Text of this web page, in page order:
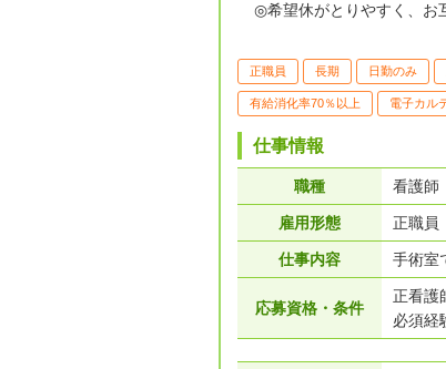
◎希望休がとりやすく、お
正職員 長期 日勤のみ
有給消化率70％以上 電子カル
仕事情報
職種 看護師
雇用形態 正職員
仕事内容 手術室
応募資格・条件
正看護
必須経